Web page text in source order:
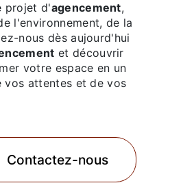
projet d'agencement,
l'environnement, de la
nous dès aujourd'hui
et découvrir
votre espace en un
vos attentes et de vos
Contactez-nous